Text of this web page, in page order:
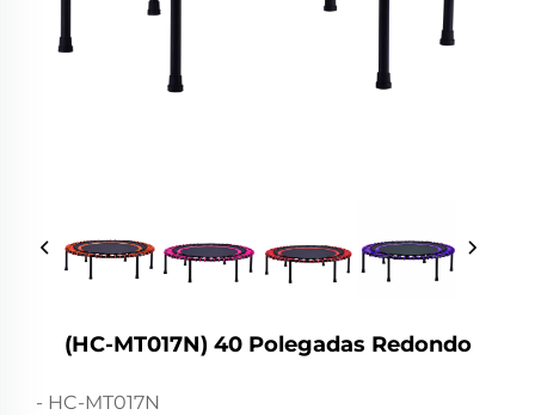
(HC-MT017N) 40 Polegadas Redondo
- HC-MT017N